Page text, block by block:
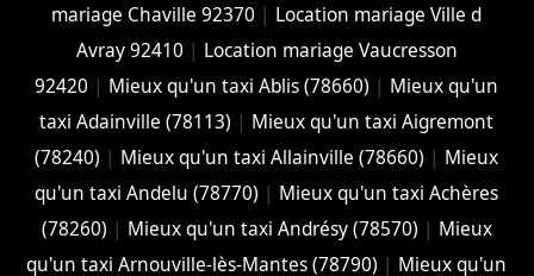
mariage Chaville 92370 | Location mariage Ville d
Avray 92410 | Location mariage Vaucresson
92420 | Mieux qu'un taxi Ablis (78660) | Mieux qu'un
taxi Adainville (78113) | Mieux qu'un taxi Aigremont
(78240) | Mieux qu'un taxi Allainville (78660) | Mieux
qu'un taxi Andelu (78770) | Mieux qu'un taxi Achères
(78260) | Mieux qu'un taxi Andrésy (78570) | Mieux
qu'un taxi Arnouville-lès-Mantes (78790) | Mieux qu'un